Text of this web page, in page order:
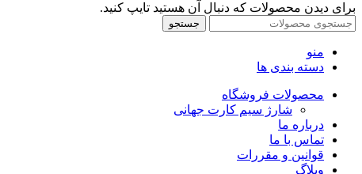
برای دیدن محصولات که دنبال آن هستید تایپ کنید.
جستجو
منو
دسته بندی ها
محصولات فروشگاه
شارژ سیم کارت جهانی
درباره ما
تماس با ما
قوانین و مقررات
وبلاگ